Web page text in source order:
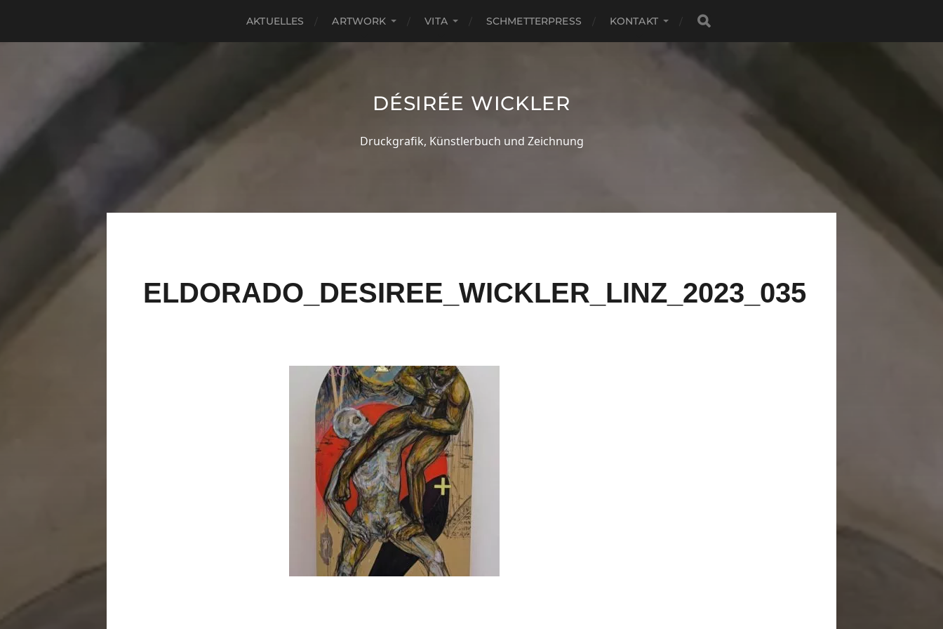
AKTUELLES ARTWORK VITA SCHMETTERPRESS KONTAKT
DÉSIRÉE WICKLER
Druckgrafik, Künstlerbuch und Zeichnung
ELDORADO_DESIREE_WICKLER_LINZ_2023_035